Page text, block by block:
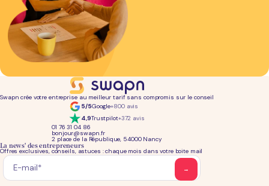
Swapn crée votre entreprise au meilleur tarif sans compromis sur le conseil
5/5Google+800 avis
4,9Trustpilot+372 avis
01 76 31 04 86
bonjour@swapn.fr
2 place de la République, 54000 Nancy
La news' des entrepreneurs
Offres exclusives, conseils, astuces : chaque mois dans votre boite mail